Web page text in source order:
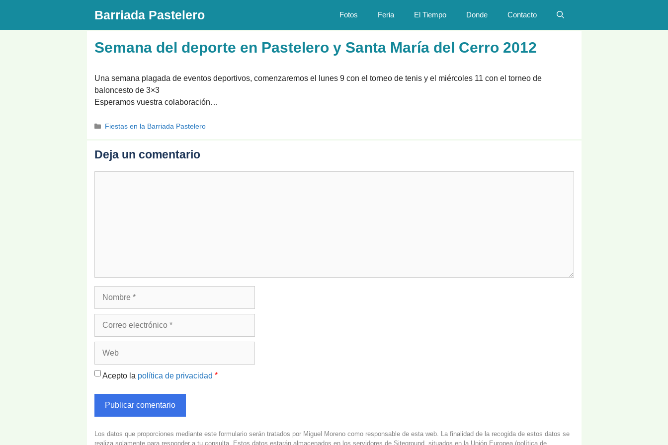
contenido
Barriada Pastelero Fotos Feria El Tiempo Donde Contacto
Semana del deporte en Pastelero y Santa María del Cerro 2012
Una semana plagada de eventos deportivos, comenzaremos el lunes 9 con el torneo de tenis y el miércoles 11 con el torneo de
baloncesto de 3×3
Esperamos vuestra colaboración…
Categorías
Fiestas en la Barriada Pastelero
Deja un comentario
Acepto la política de privacidad *
Los datos que proporciones mediante este formulario serán tratados por Miguel Moreno como responsable de esta web. La finalidad de la recogida de estos datos se
realiza solamente para responder a tu consulta. Estos datos estarán almacenados en los servidores de Siteground, situados en la Unión Europea (política de